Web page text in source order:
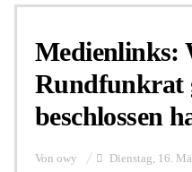
Medienlinks:
Rundfunkrat
beschlossen
Von owy Dienstag, 16.